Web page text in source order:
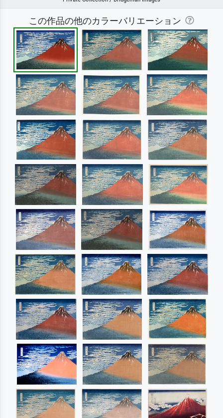
この作品の他のカラーバリエーション